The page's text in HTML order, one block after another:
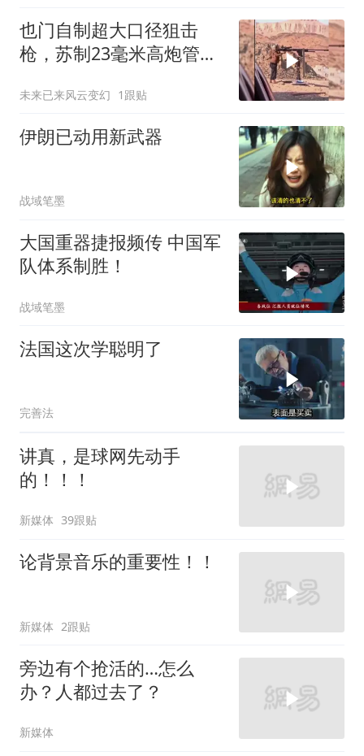
也门自制超大口径狙击
枪，苏制23毫米高炮管手
未来已来风云变幻 1跟贴
伊朗已动用新武器
战域笔墨
大国重器捷报频传 中国军
队体系制胜！
战域笔墨
法国这次学聪明了
完善法
讲真，是球网先动手
的！！！
新媒体 39跟贴
论背景音乐的重要性！！
新媒体 2跟贴
旁边有个抢活的…怎么
办？人都过去了？
新媒体